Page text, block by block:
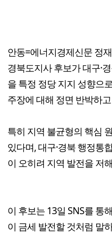
안동=에너지경제신문 정
경북도지사 후보가 대구·
을 특정 정당 지지 성향으
주장에 대해 정면 반박하
특히 지역 불균형의 핵심
있다며, 대구·경북 행정통
이 오히려 지역 발전을 저
이 후보는 13일 SNS를 통
이 금세 발전할 것처럼 말